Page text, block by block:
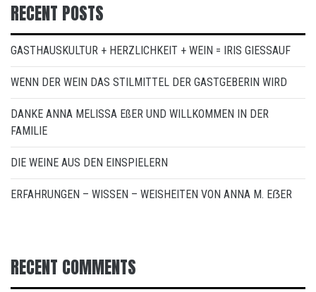
RECENT POSTS
GASTHAUSKULTUR + HERZLICHKEIT + WEIN = IRIS GIESSAUF
WENN DER WEIN DAS STILMITTEL DER GASTGEBERIN WIRD
DANKE ANNA MELISSA EßER UND WILLKOMMEN IN DER
FAMILIE
DIE WEINE AUS DEN EINSPIELERN
ERFAHRUNGEN – WISSEN – WEISHEITEN VON ANNA M. EẞER
RECENT COMMENTS